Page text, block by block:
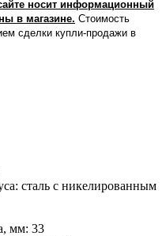
носит информационный
в магазине. Стоимость
сделки купли-продажи в
сталь с никелированным
мм: 33